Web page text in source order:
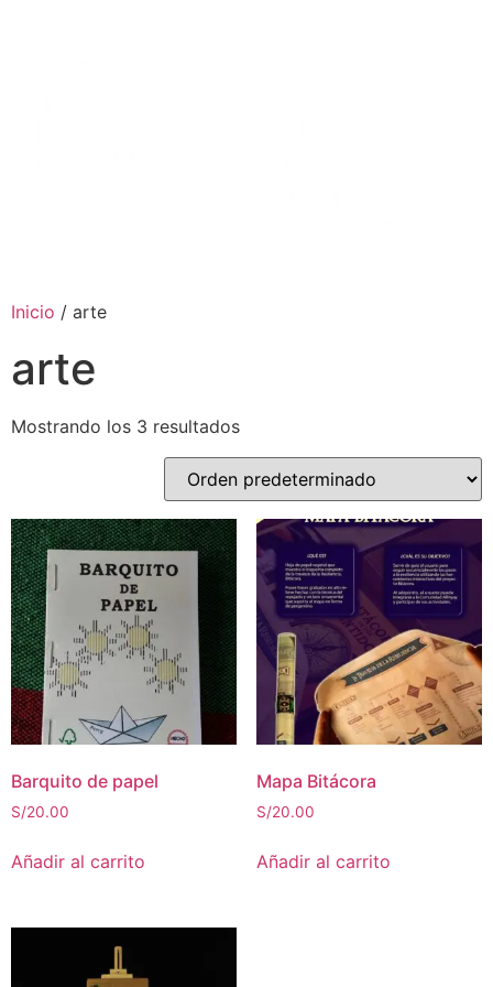
Inicio / arte
arte
Mostrando los 3 resultados
Barquito de papel
S/20.00
Añadir al carrito
Mapa Bitácora
S/20.00
Añadir al carrito